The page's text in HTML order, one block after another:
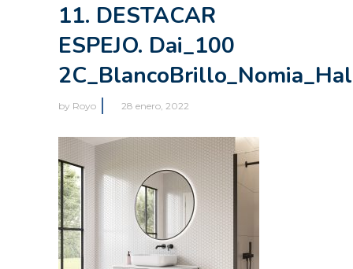
11. DESTACAR
ESPEJO. Dai_100
by Royo 28 enero, 2022